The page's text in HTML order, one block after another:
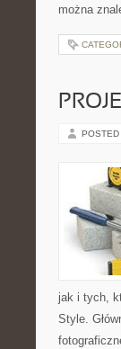
można
POSTED
jak i tych,
Style.